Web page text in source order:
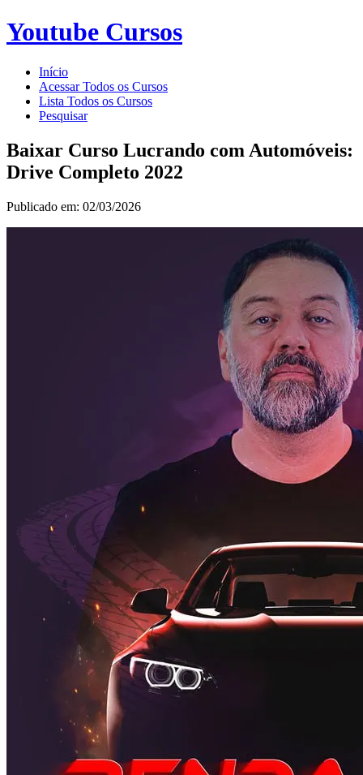
Youtube Cursos
Início
Acessar Todos os Cursos
Lista Todos os Cursos
Pesquisar
Baixar Curso Lucrando com Automóveis:
Drive Completo 2022
Publicado em: 02/03/2026